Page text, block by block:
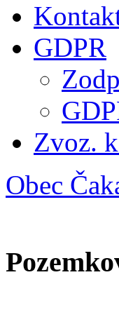
GDPR
Zvoz.
Obec